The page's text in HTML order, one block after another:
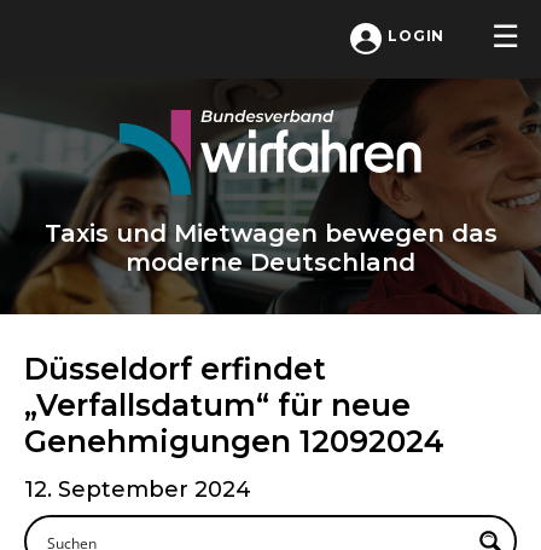
LOGIN
Taxis und Mietwagen bewegen das
moderne Deutschland
Düsseldorf erfindet
„Verfallsdatum“ für neue
Genehmigungen 12092024
12. September 2024